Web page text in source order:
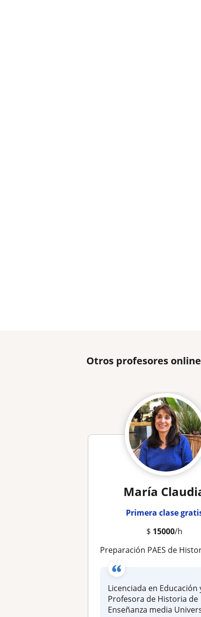
Otros profesores
María
Primera clase
$ 15000/h
Preparación PAES de Historia y
Licenciada en Educación
Profesora de Historia de
Enseñanza media